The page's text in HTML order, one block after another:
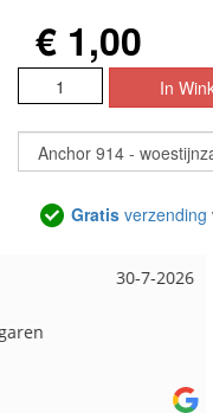
€ 1,00
Gratis verzending
Magnolia Ranch
Snelle levering en
leuke pakket van